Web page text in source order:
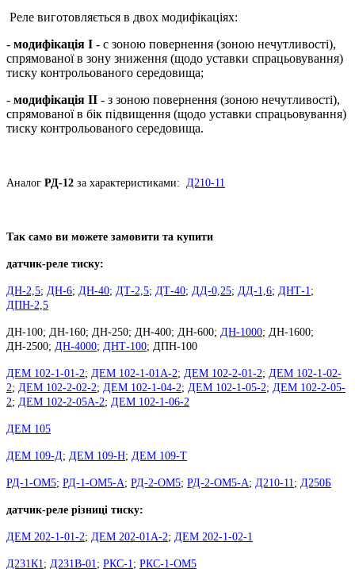
Реле виготовляється в двох модифікаціях:
- модифікація І - c зоною повернення (зоною нечутливості),
спрямованої в зону зниження (щодо уставки спрацьовування)
тиску контрольованого середовища;
- модифікація II - з зоною повернення (зоною нечутливості),
спрямованої в бік підвищення (щодо уставки спрацьовування)
тиску контрольованого середовища.
Аналог РД-12 за характеристиками: Д210-11
Так само ви можете замовити та купити
датчик-реле тиску:
ДН-2,5; ДН-6; ДН-40; ДТ-2,5; ДТ-40; ДД-0,25; ДД-1,6; ДНТ-1 ;
ДПН-2,5
ДН-100; ДН-160; ДН-250; ДН-400; ДН-600; ДН-1000; ДН-1600;
ДН-2500; ДН-4000; ДНТ-100; ДПН-100
ДЕМ 102-1-01-2; ДЕМ 102-1-01А-2; ДЕМ 102-2-01-2; ДЕМ 102-1-02-
2; ДЕМ 102-2-02-2; ДЕМ 102-1-04-2; ДЕМ 102-1-05-2; ДЕМ 102-2-05-
2; ДЕМ 102-2-05А-2; ДЕМ 102-1-06-2
ДЕМ 105
ДЕМ 109-Д; ДЕМ 109-Н; ДЕМ 109-Т
РД-1-ОМ5; РД-1-ОМ5-А; РД-2-ОМ5; РД-2-ОМ5-А; Д210-11 ; Д250Б
датчик-реле різниці тиску:
ДЕМ 202-1-01-2; ДЕМ 202-01А-2; ДЕМ 202-1-02-1
Д231К1 ; Д231В-01 ; РКС-1 ; РКС-1-ОМ5